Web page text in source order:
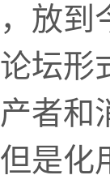
放到
坛
者和
是化